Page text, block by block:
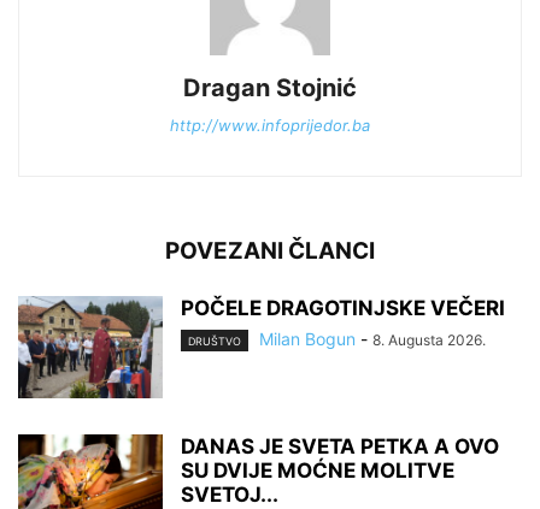
Dragan Stojnić
http://www.infoprijedor.ba
POVEZANI ČLANCI
POČELE DRAGOTINJSKE VEČERI
DRUŠTVO Milan Bogun - 8. Augusta 2026.
DANAS JE SVETA PETKA A OVO
SU DVIJE MOĆNE MOLITVE
SVETOJ...